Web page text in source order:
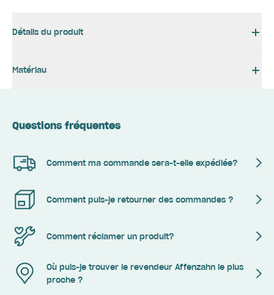
Détails du produit
Matériau
Questions fréquentes
Comment ma commande sera-t-elle expédiée?
Comment puis-je retourner des commandes ?
Comment réclamer un produit?
Où puis-je trouver le revendeur Affenzahn le plus
proche ?